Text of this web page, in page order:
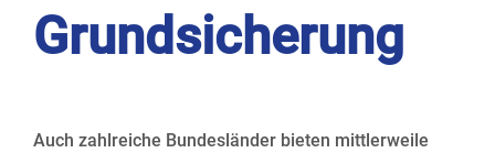
Grundsicherung
Auch zahlreiche Bundesländer bieten mittlerweile